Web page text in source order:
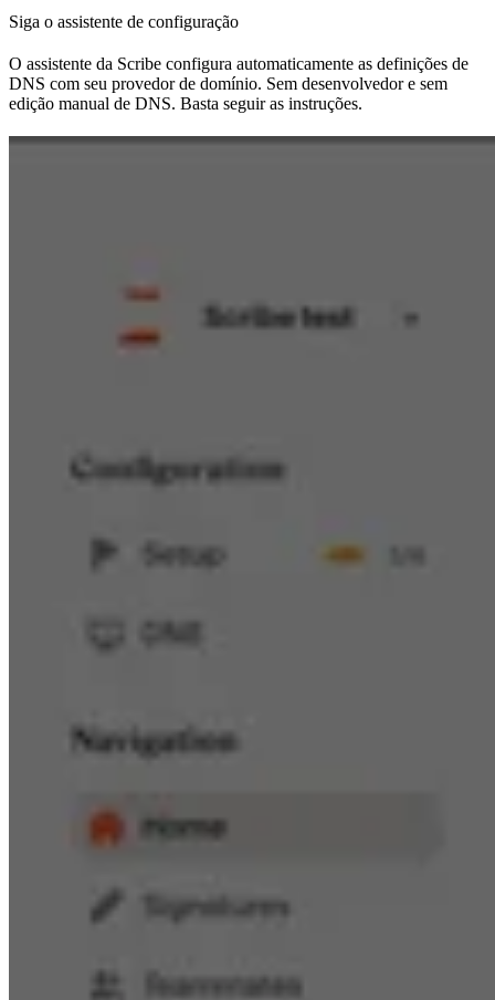
Siga o assistente de configuração
O assistente da Scribe configura automaticamente as definições de
DNS com seu provedor de domínio. Sem desenvolvedor e sem
edição manual de DNS. Basta seguir as instruções.